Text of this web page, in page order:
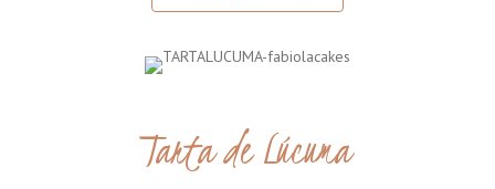
Tarta de Lúcuma